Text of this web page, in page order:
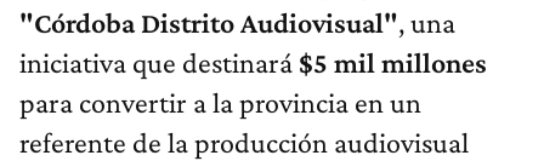
"Córdoba Distrito Audiovisual", una
iniciativa que destinará $5 mil millones
para convertir a la provincia en un
referente de la producción audiovisual